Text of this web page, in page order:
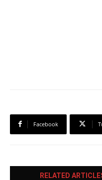
Facebook
RELATED